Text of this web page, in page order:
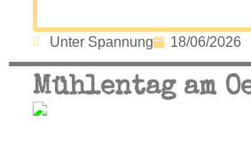
Unter Spannung 18/06/2026
Mühlentag am